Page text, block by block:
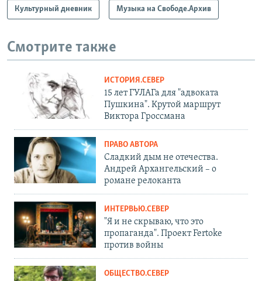
Культурный дневник Музыка на Свободе.Архив
Смотрите также
ИСТОРИЯ.СЕВЕР
15 лет ГУЛАГа для "адвоката
Пушкина". Крутой маршрут
Виктора Гроссмана
ПРАВО АВТОРА
Сладкий дым не отечества.
Андрей Архангельский – о
романе релоканта
ИНТЕРВЬЮ.СЕВЕР
"Я и не скрываю, что это
пропаганда". Проект Fertoke
против войны
ОБЩЕСТВО.СЕВЕР